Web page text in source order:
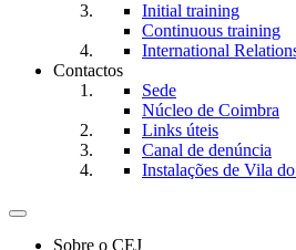
Initial training
Continuous training
International
Contactos
Sede
Núcleo de Coimbra
Links úteis
Canal de denúncia
Instalações de Vila
Toggle
navigationSobre o CEJ